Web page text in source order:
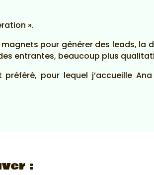
».
pour générer des leads, la
entrantes, beaucoup plus
pour lequel j’accueille Ana
: